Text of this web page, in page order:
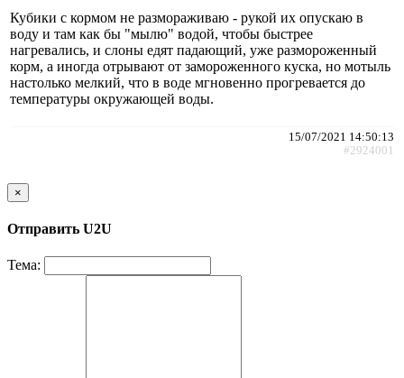
Кубики с кормом не размораживаю - рукой их опускаю в
воду и там как бы "мылю" водой, чтобы быстрее
нагревались, и слоны едят падающий, уже размороженный
корм, а иногда отрывают от замороженного куска, но мотыль
настолько мелкий, что в воде мгновенно прогревается до
температуры окружающей воды.
15/07/2021 14:50:13
#2924001
×
Отправить U2U
Тема: